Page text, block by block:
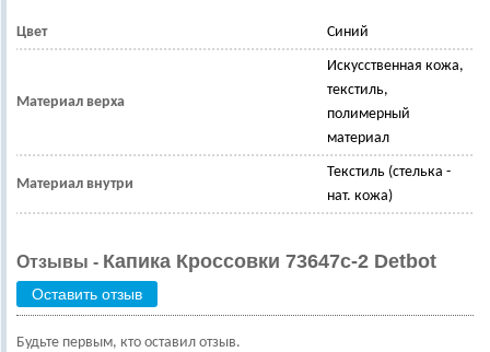
Цвет Синий
Материал верха
Искусственная кожа,
текстиль,
полимерный
материал
Материал внутри
Текстиль (стелька -
нат. кожа)
Отзывы - Капика Кроссовки 73647с-2 Detbot
Оставить отзыв
Будьте первым, кто оставил отзыв.